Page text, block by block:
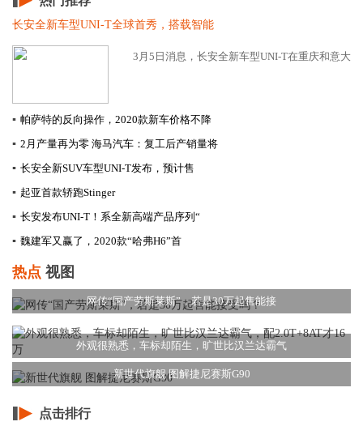
长安全新车型UNI-T全球首秀，搭载智能
3月5日消息，长安全新车型UNI-T在重庆和意大
▪ 帕萨特的反向操作，2020款新车价格不降
▪ 2月产量再为零 海马汽车：复工后产销量将
▪ 长安全新SUV车型UNI-T发布，预计售
▪ 起亚首款轿跑Stinger
▪ 长安发布UNI-T！系全新高端产品序列“
▪ ​魏建军又赢了，2020款“哈弗H6”首
热点 视图
网传“国产劳斯莱斯”，若是30万起售能接
外观很熟悉，车标却陌生，旷世比汉兰达霸气
新世代旗舰 图解捷尼赛斯G90
点击排行